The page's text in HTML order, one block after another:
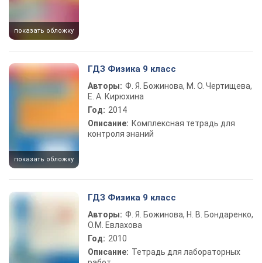
показать обложку
показать обложку
ГДЗ Физика 9 класс
Авторы: Ф. Я. Божинова, М. О. Чертищева,
Е. А. Кирюхина
Год: 2014
Описание: Комплексная тетрадь для
контроля знаний
ГДЗ Физика 9 класс
Авторы: Ф. Я. Божинова, Н. В. Бондаренко,
О.М. Евлахова
Год: 2010
Описание: Тетрадь для лабораторных